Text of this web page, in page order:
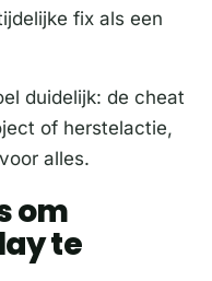
fix als een
duidelijk: de cheat
of herstelactie,
alles.
om
te